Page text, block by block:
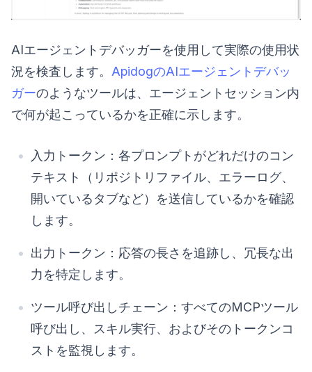
AIエージェントデバッガーを使用して実際の使用状
況を検査します。 ApidogのAIエージェントデバッ
ガーのようなツールは、エージェントセッション内
で何が起こっているかを正確に示します。
入力トークン：各プロンプトがどれだけのコン
テキスト（リポジトリファイル、エラーログ、
開いているタブなど）を送信しているかを確認
します。
出力トークン：応答の長さを追跡し、冗長な出
力を特定します。
ツール呼び出しチェーン：すべてのMCPツール
呼び出し、スキル実行、およびそのトークンコ
ストを監視します。